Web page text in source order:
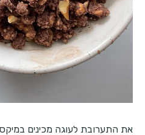
את התערובת לעוגה מכינים